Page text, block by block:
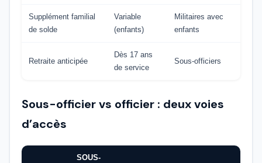
Supplément familial
de solde
Variable
(enfants)
Militaires avec
enfants
Retraite anticipée
Dès 17 ans
de service
Sous-officiers
Sous-officier vs officier : deux voies
d’accès
SOUS-